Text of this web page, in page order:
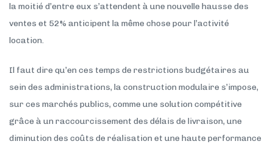
la moitié d’entre eux s’attendent à une nouvelle hausse des
ventes et 52% anticipent la même chose pour l’activité
location.
Il faut dire qu’en ces temps de restrictions budgétaires au
sein des administrations, la construction modulaire s’impose,
sur ces marchés publics, comme une solution compétitive
grâce à un raccourcissement des délais de livraison, une
diminution des coûts de réalisation et une haute performance